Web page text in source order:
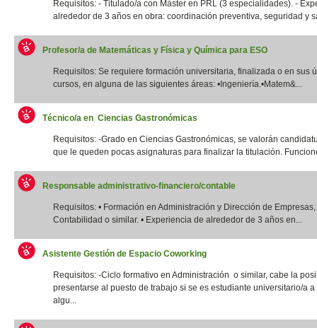
Requisitos: - Titulado/a con Máster en PRL (3 especialidades). -
alrededor de 3 años en obra: coordinación preventiva, seguridad y
Profesor/a de Matemáticas y Física y Química para ESO
Requisitos: Se requiere formación universitaria, finalizada o en sus
cursos, en alguna de las siguientes áreas: •Ingeniería.•Matem&...
Técnico/a en Ciencias Gastronómicas
Requisitos: -Grado en Ciencias Gastronómicas, se valorán
que le queden pocas asignaturas para finalizar la titulación.
Responsable administrativo-financiero/contable
Requisitos: • Formación en Administración y Dirección de
Contabilidad o similar. • Experiencia de alrededor de 3 años en...
Asistente Gestión de Espacio Coworking
Requisitos: -Ciclo formativo en Administración o similar, cabe la
presentarse al puesto de trabajo si se es estudiante universitario/a a
algu...